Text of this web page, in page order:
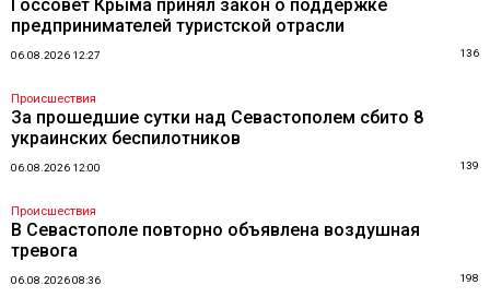
Госсовет Крыма принял закон о поддержке
предпринимателей туристской отрасли
06.08.2026 12:27 136
Происшествия
За прошедшие сутки над Севастополем сбито 8
украинских беспилотников
06.08.2026 12:00 139
Происшествия
В Севастополе повторно объявлена воздушная
тревога
06.08.2026 08:36 198